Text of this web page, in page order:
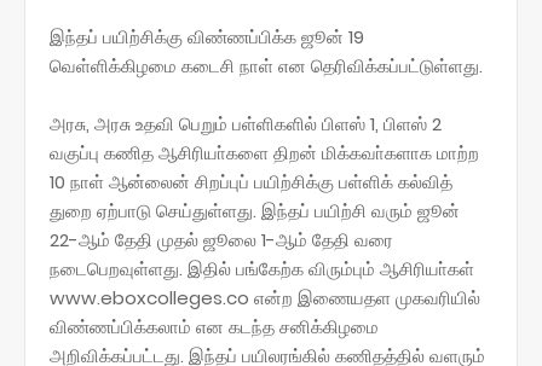
இந்தப் பயிற்சிக்கு விண்ணப்பிக்க ஜூன் 19
வெள்ளிக்கிழமை கடைசி நாள் என தெரிவிக்கப்பட்டுள்ளது.
அரசு, அரசு உதவி பெறும் பள்ளிகளில் பிளஸ் 1, பிளஸ் 2
வகுப்பு கணித ஆசிரியா்களை திறன் மிக்கவா்களாக மாற்ற
10 நாள் ஆன்லைன் சிறப்புப் பயிற்சிக்கு பள்ளிக் கல்வித்
துறை ஏற்பாடு செய்துள்ளது. இந்தப் பயிற்சி வரும் ஜூன்
22-ஆம் தேதி முதல் ஜூலை 1-ஆம் தேதி வரை
நடைபெறவுள்ளது. இதில் பங்கேற்க விரும்பும் ஆசிரியா்கள்
www.eboxcolleges.co என்ற இணையதள முகவரியில்
விண்ணப்பிக்கலாம் என கடந்த சனிக்கிழமை
அறிவிக்கப்பட்டது. இந்தப் பயிலரங்கில் கணிதத்தில் வளரும்